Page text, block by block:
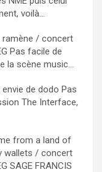
voilà...
ramène / concert
Pas facile de
la scène music...
envie de dodo Pas
The Interface,
from a land of
wallets / concert
SAGE FRANCIS